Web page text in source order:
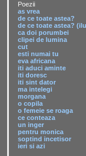
Poezii
as vrea
de ce toate astea?
de ce toate astea?
ca doi porumbei
clipei de lumina
cut
esti numai tu
eva africana
iti aduci aminte
iti doresc
iti sint dator
ma intelegi
morgana
o copila
o femeie se roaga
ce conteaza
un inger
pentru monica
soptind incetisor
ieri si azi